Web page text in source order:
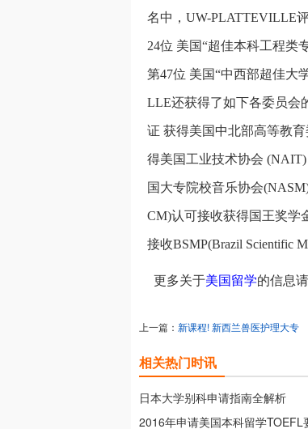
名中，UW-PLATTEVILLE
24位 美国“超佳本科工程类专
第47位 美国“中西部超佳大
LLE还获得了如下各委员会
证 获得美国中北部高等教
得美国工业技术协会
国大专院校音乐协会
CM)认可接收获得国王奖学
接收BSMP(Brazil Scientific
更多关于美国留学的信息
上一篇： 新课程! 新西兰兽医护理大专
相关热门时讯
日本大学别科申请指南全解析
2016年申请美国本科留学TOEFL